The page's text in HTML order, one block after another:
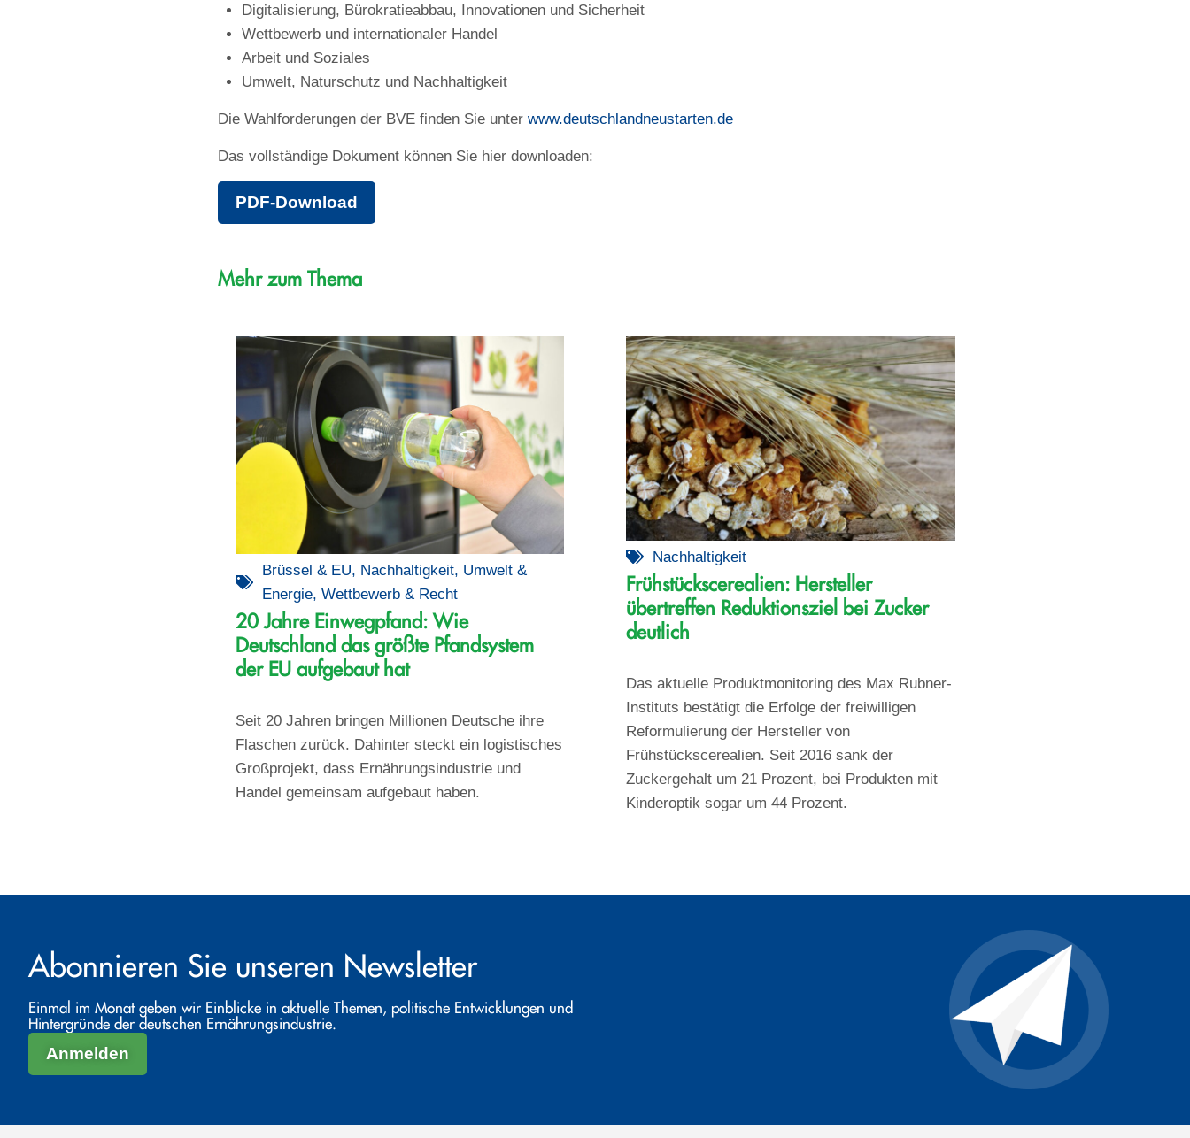
Digitalisierung, Bürokratieabbau, Innovationen und Sicherheit
Wettbewerb und internationaler Handel
Arbeit und Soziales
Umwelt, Naturschutz und Nachhaltigkeit
Die Wahlforderungen der BVE finden Sie unter www.deutschlandneustarten.de
Das vollständige Dokument können Sie hier downloaden:
PDF-Download
Mehr zum Thema
Brüssel & EU, Nachhaltigkeit, Umwelt &
Energie, Wettbewerb & Recht
20 Jahre Einwegpfand: Wie
Deutschland das größte Pfandsystem
der EU aufgebaut hat
Seit 20 Jahren bringen Millionen Deutsche ihre
Flaschen zurück. Dahinter steckt ein logistisches
Großprojekt, dass Ernährungsindustrie und
Handel gemeinsam aufgebaut haben.
Nachhaltigkeit
Frühstückscerealien: Hersteller
übertreffen Reduktionsziel bei Zucker
deutlich
Das aktuelle Produktmonitoring des Max Rubner-
Instituts bestätigt die Erfolge der freiwilligen
Reformulierung der Hersteller von
Frühstückscerealien. Seit 2016 sank der
Zuckergehalt um 21 Prozent, bei Produkten mit
Kinderoptik sogar um 44 Prozent.
Abonnieren Sie unseren Newsletter
Einmal im Monat geben wir Einblicke in aktuelle Themen, politische Entwicklungen und
Hintergründe der deutschen Ernährungsindustrie.
Anmelden